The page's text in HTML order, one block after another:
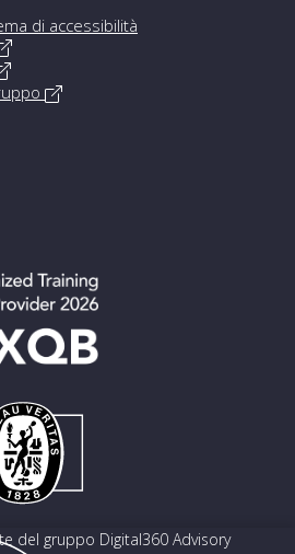
di accessibilità
del gruppo Digital360 Advisory